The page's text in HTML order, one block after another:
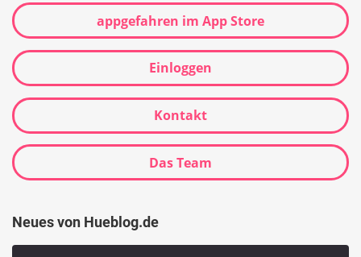
appgefahren im App Store
Einloggen
Kontakt
Das Team
Neues von Hueblog.de